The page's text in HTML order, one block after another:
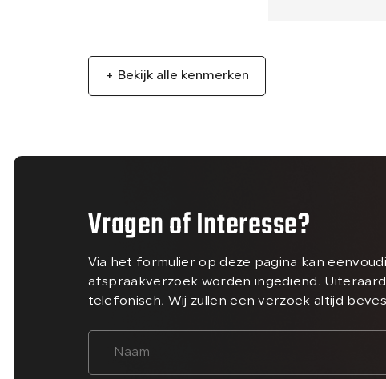
+ Bekijk alle kenmerken
Vragen of Interesse?
Via het formulier op deze pagina kan
afspraakverzoek worden ingediend.
telefonisch. Wij zullen een verzoek altijd